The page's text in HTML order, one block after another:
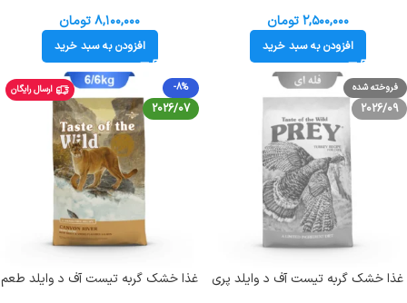
Taste Of The Wild RM
۲,۵۰۰,۰۰۰ تومان
افزودن به سبد خرید
Taste Of The Wild RM
۸,۱۰۰,۰۰۰تومان
افزودن به سبد خرید
فروخته شده
2026/09
غذا خشک گربه تیست آف د وایلد پری
-8%
2026/07
ارسال رایگان
غذا خشک گربه تیست آف د وایلد طعم